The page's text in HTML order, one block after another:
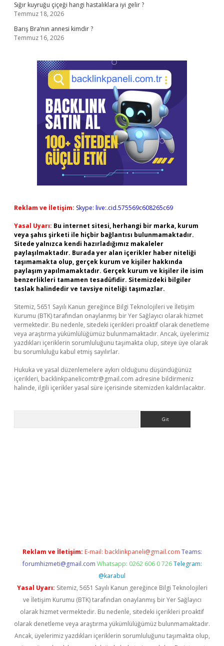
Sığır kuyruğu çiçeği hangi hastalıklara iyi gelir ?
Temmuz 18, 2026
Barış Bra’nın annesi kimdir ?
Temmuz 16, 2026
Reklam ve İletişim: Skype: live:.cid.575569c608265c69
Yasal Uyarı: Bu internet sitesi, herhangi bir marka, kurum
veya şahıs şirketi ile hiçbir bağlantısı bulunmamaktadır.
Sitede yalnızca kendi hazırladığımız makaleler
paylaşılmaktadır. Burada yer alan içerikler haber niteliği
taşımamakta olup, gerçek kurum ve kişiler hakkında
paylaşım yapılmamaktadır. Gerçek kurum ve kişiler ile isim
benzerlikleri tamamen tesadüfidir. Sitemizdeki bilgiler
taslak halindedir ve tavsiye niteliği taşımazlar.
Sitemiz, 5651 Sayılı Kanun gereğince Bilgi Teknolojileri ve İletişim
Kurumu (BTK) tarafından onaylanmış bir Yer Sağlayıcı olarak hizmet
vermektedir. Bu nedenle, sitedeki içerikleri proaktif olarak denetleme
veya araştırma yükümlülüğümüz bulunmamaktadır. Ancak, üyelerimiz
yazdıkları içeriklerin sorumluluğunu taşımakta olup, siteye üye olarak
bu sorumluluğu kabul etmiş sayılırlar.
Hukuka ve yasal düzenlemelere aykırı olduğunu düşündüğünüz
içerikleri, backlinkpanelicomtr@gmail.com adresine bildirmeniz
halinde, ilgili içerikler yasal süre içerisinde sitemizden kaldırılacaktır.
Reklam ve İletişim: E-mail: backlinkpaneli@gmail.com Teams:
forumhizmeti@gmail.com Whatsapp: 0262 606 0 726 Telegram:
@karabul
Yasal Uyarı: Sitemiz, 5651 Sayılı Kanun gereğince Bilgi Teknolojileri
ve İletişim Kurumu (BTK) tarafından onaylanmış bir Yer Sağlayıcı
olarak hizmet vermektedir. Bu nedenle, sitedeki içerikleri proaktif
olarak denetleme veya araştırma yükümlülüğümüz bulunmamaktadır.
Ancak, üyelerimiz yazdıkları içeriklerin sorumluluğunu taşımakta olup,